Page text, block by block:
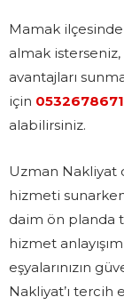
Mamak
almak
avantajları
için
alabilirsiniz.
Uzman Nakliyat
hizmeti
daim ön planda
hizmet
eşyalarınızın
Nakliyat’ı tercih